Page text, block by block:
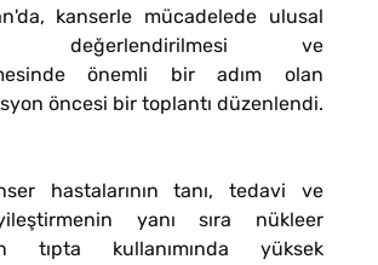
kanserle mücadelede ulusal
değerlendirilmesi ve
önemli bir adım olan
öncesi bir toplantı düzenlendi.
hastalarının tanı, tedavi ve
yanı sıra nükleer
tıpta kullanımında yüksek